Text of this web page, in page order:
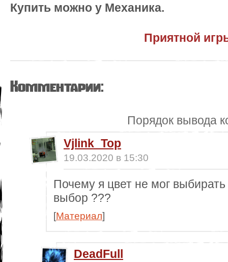
Купить можно у Механика.
Приятной
Комментарии:
Порядок вывода
Vjlink_Top
19.03.2020 в 15:30
Почему я цвет не мог
выбор ???
[Материал]
DeadFull